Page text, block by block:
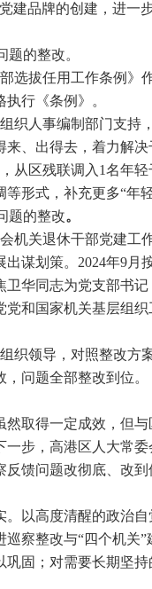
建品牌的创建，进
题的整改。
部选拔任用工作条例
行《条例》。
组织人事编制部门支
、出得去，着力解
从区残联调入1名年
形式，补充更多“年
题的整改。
会机关退休干部党建
谋划策。2024年9
卫华同志为党支部书
党和国家机关基层组
组织领导，对照整改
问题全部整改到位。
然取得一定成效，但
步，高港区人大常
反馈问题改彻底、改
。以高度清醒的政治
察整改与“四个机关
巩固；对需要长期坚